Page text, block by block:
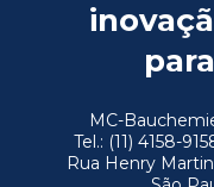
MC-
Tel.: (11) 4158-
Rua Henry